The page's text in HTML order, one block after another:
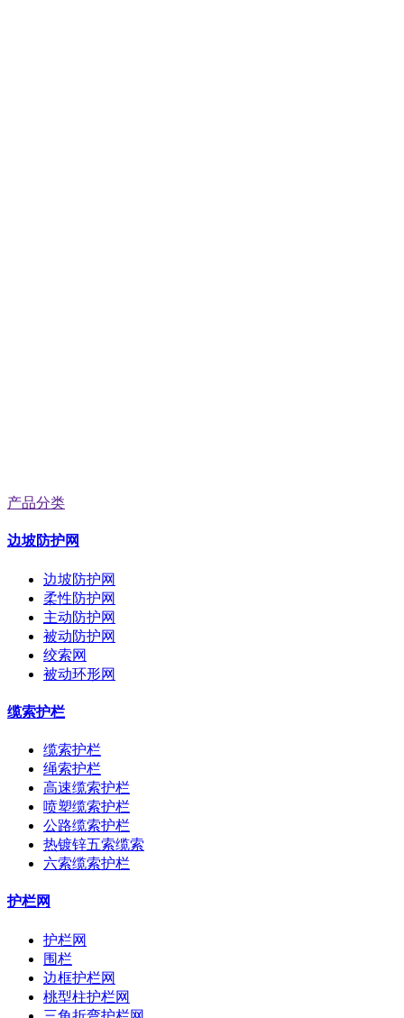
产品分类
边坡防护网
边坡防护网
柔性防护网
主动防护网
被动防护网
绞索网
被动环形网
缆索护栏
缆索护栏
绳索护栏
高速缆索护栏
喷塑缆索护栏
公路缆索护栏
热镀锌五索缆索
六索缆索护栏
护栏网
护栏网
围栏
边框护栏网
桃型柱护栏网